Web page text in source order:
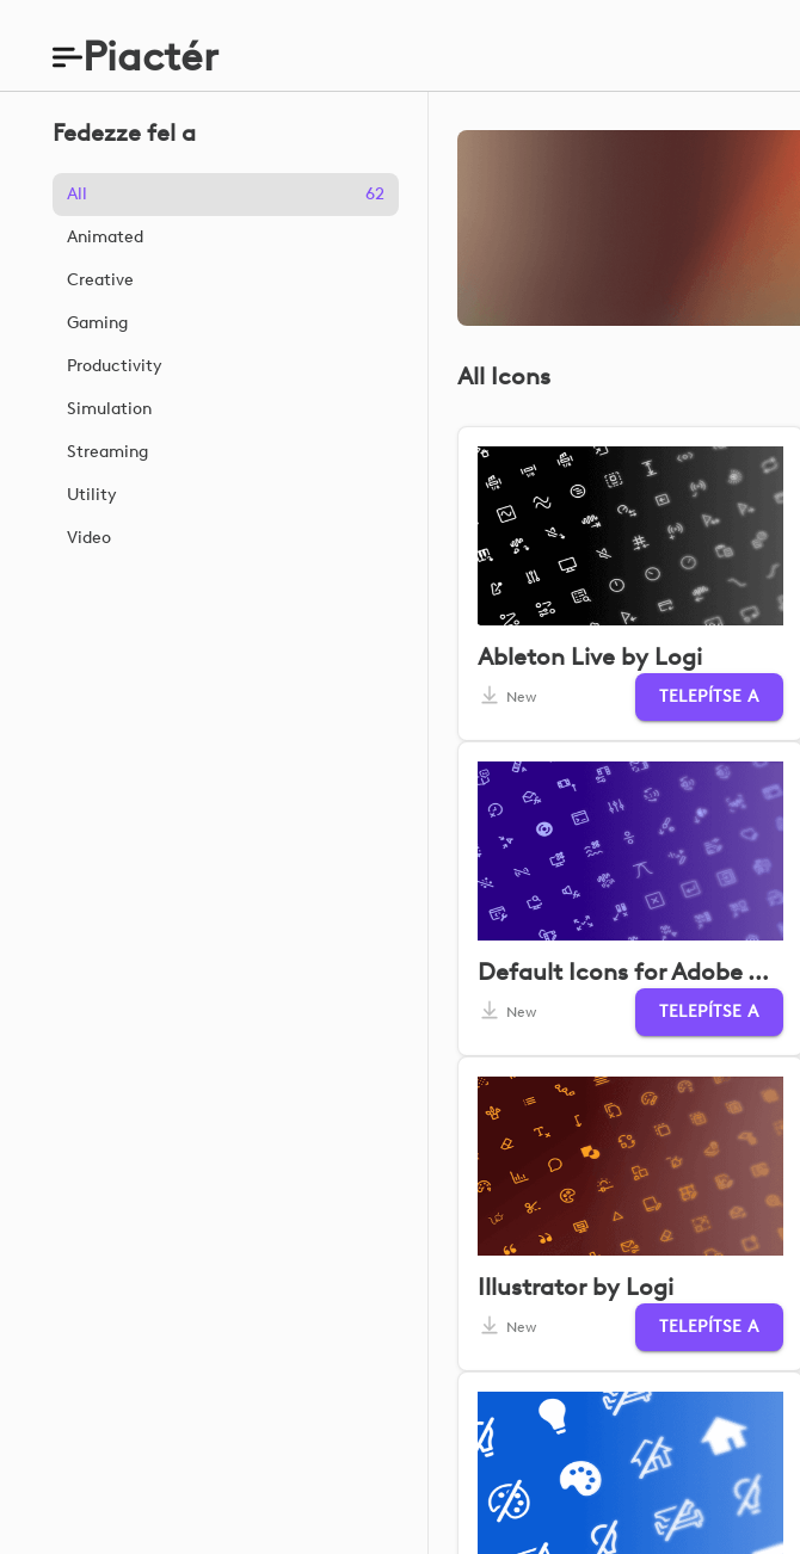
Piactér
Fedezze fel a
All 62
Animated
Creative
Gaming
Productivity
Simulation
Streaming
Utility
Video
All Icons
Ableton Live by Logi
New TELEPÍTSE A
Default Icons for Adobe Audition
New TELEPÍTSE A
Illustrator by Logi
New TELEPÍTSE A